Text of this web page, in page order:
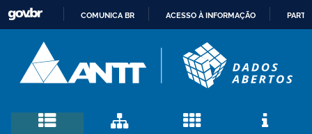
CONTEÚDO
COMUNICA BR ACESSO À INFORMAÇÃO